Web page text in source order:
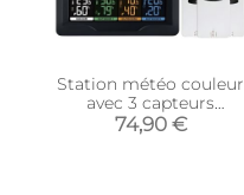
Station météo couleur
avec 3 capteurs
extérieurs
74,90 €